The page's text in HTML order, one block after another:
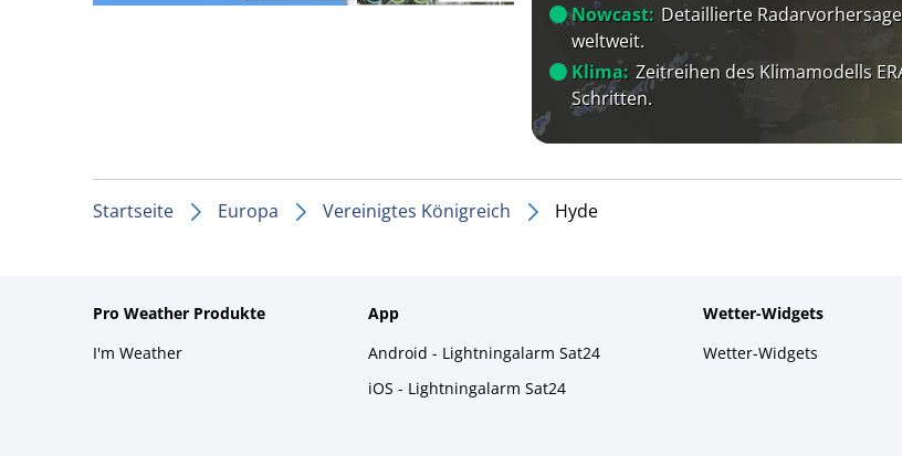
Nowcast: Detaillierte
weltweit.
Klima: Zeitreihen des Klimamodells
Schritten.
Startseite Europa Vereinigtes Königreich Hyde
Pro Weather Produkte
I'm Weather
App
Android - Lightningalarm Sat24
iOS - Lightningalarm Sat24
Wetter-Widgets
Wetter-Widgets